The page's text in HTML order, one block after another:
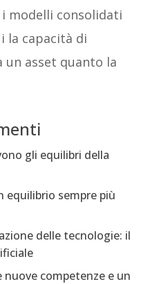
modelli consolidati
la capacità di
asset quanto la
gli equilibri della
equilibrio sempre più
delle tecnologie: il
nuove competenze e un